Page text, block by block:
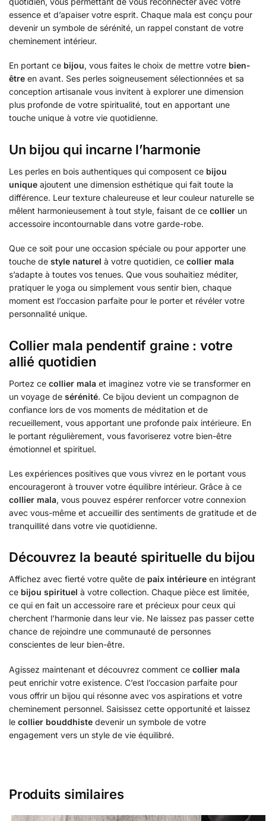
essence et d’apaiser votre esprit. Chaque mala est conçu pour
devenir un symbole de sérénité, un rappel constant de votre
cheminement intérieur.
En portant ce bijou, vous faites le choix de mettre votre bien-
être en avant. Ses perles soigneusement sélectionnées et sa
conception artisanale vous invitent à explorer une dimension
plus profonde de votre spiritualité, tout en apportant une
touche unique à votre vie quotidienne.
Un bijou qui incarne l’harmonie
Les perles en bois authentiques qui composent ce bijou
unique ajoutent une dimension esthétique qui fait toute la
différence. Leur texture chaleureuse et leur couleur naturelle se
mêlent harmonieusement à tout style, faisant de ce collier un
accessoire incontournable dans votre garde-robe.
Que ce soit pour une occasion spéciale ou pour apporter une
touche de style naturel à votre quotidien, ce collier mala
s’adapte à toutes vos tenues. Que vous souhaitiez méditer,
pratiquer le yoga ou simplement vous sentir bien, chaque
moment est l’occasion parfaite pour le porter et révéler votre
personnalité unique.
Collier mala pendentif graine : votre
allié quotidien
Portez ce collier mala et imaginez votre vie se transformer en
un voyage de sérénité. Ce bijou devient un compagnon de
confiance lors de vos moments de méditation et de
recueillement, vous apportant une profonde paix intérieure. En
le portant régulièrement, vous favoriserez votre bien-être
émotionnel et spirituel.
Les expériences positives que vous vivrez en le portant vous
encourageront à trouver votre équilibre intérieur. Grâce à ce
collier mala, vous pouvez espérer renforcer votre connexion
avec vous-même et accueillir des sentiments de gratitude et de
tranquillité dans votre vie quotidienne.
Découvrez la beauté spirituelle du bijou
Affichez avec fierté votre quête de paix intérieure en intégrant
ce bijou spirituel à votre collection. Chaque pièce est limitée,
ce qui en fait un accessoire rare et précieux pour ceux qui
cherchent l’harmonie dans leur vie. Ne laissez pas passer cette
chance de rejoindre une communauté de personnes
conscientes de leur bien-être.
Agissez maintenant et découvrez comment ce collier mala
peut enrichir votre existence. C’est l’occasion parfaite pour
vous offrir un bijou qui résonne avec vos aspirations et votre
cheminement personnel. Saisissez cette opportunité et laissez
le collier bouddhiste devenir un symbole de votre
engagement vers un style de vie équilibré.
Produits similaires